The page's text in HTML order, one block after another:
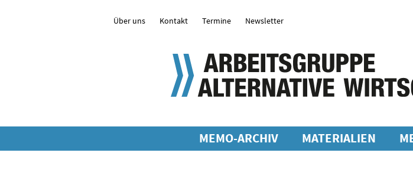
MEMO-ARCHIV MATERIALIEN
Über uns Kontakt Termine Newsletter